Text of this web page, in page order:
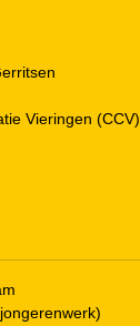
Vieringen (CCV)